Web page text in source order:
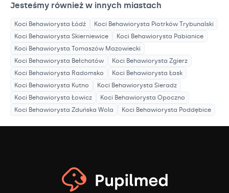
Jesteśmy również w innych miastach
Koci Behawiorysta Łódź Koci Behawiorysta Piotrków Trybunalski
Koci Behawiorysta Skierniewice Koci Behawiorysta Pabianice
Koci Behawiorysta Tomaszów Mazowiecki
Koci Behawiorysta Bełchatów Koci Behawiorysta Zgierz
Koci Behawiorysta Radomsko Koci Behawiorysta Łask
Koci Behawiorysta Kutno Koci Behawiorysta Sieradz
Koci Behawiorysta Łowicz Koci Behawiorysta Opoczno
Koci Behawiorysta Zduńska Wola Koci Behawiorysta Poddębice